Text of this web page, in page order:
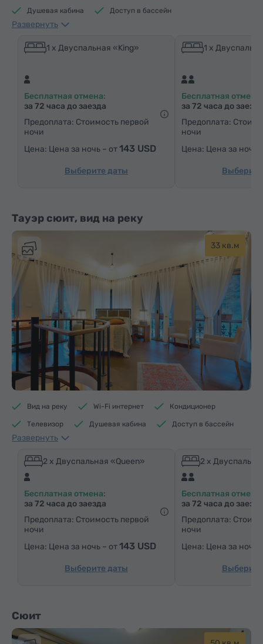
Душевая кабина Доступ в бассейн
Доступ в фитнес центр
Средства гигиены Полотенца Тапочки
Письменный стол
Услуга «звонок-будильник» Спутниковые телеканалы
Бутилировання вода
Чай/Кофе
Развернуть
1 x Двуспальная «King»
Бесплатная отмена:
за 72 часа до заезда
Предоплата: Стоимость первой
ночи
Цена за ночь – от 143 USD
Выберите даты
1 x
Бесплатная отмена:
за 72 часа до заезда
Предоплата:
ночи
Цена за ночь
Тауэр сюит, вид на реку
33 кв.м
Вид на реку Wi-Fi интернет Кондиционер
Телевизор Душевая кабина Доступ в бассейн
Доступ в фитнес центр
Средства гигиены Полотенца Тапочки
Фен Шкаф/Гардероб
Письменный стол Телефон
Паркетные полы
Бутилировання вода
Развернуть
2 x Двуспальная «Queen»
Бесплатная отмена:
за 72 часа до заезда
Предоплата: Стоимость первой
ночи
Цена за ночь – от 143 USD
Выберите даты
2 x
Бесплатная отмена:
за 72 часа до заезда
Предоплата:
ночи
Цена за ночь
Сюит